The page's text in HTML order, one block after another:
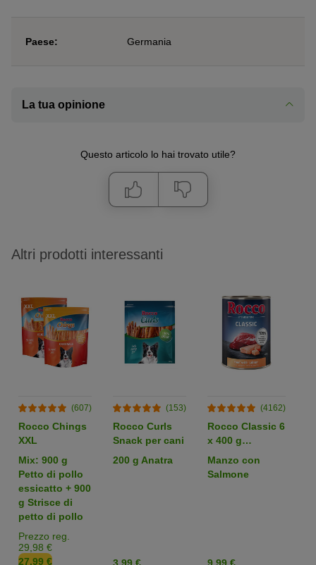
Paese: Germania
La tua opinione
Questo articolo lo hai trovato utile?
Altri prodotti interessanti
(607)
Rocco Chings
XXL
Mix: 900 g
Petto di pollo
essicatto + 900
g Strisce di
petto di pollo
Prezzo reg.
29,98 €
27,99 €
(153)
Rocco Curls
Snack per cani
200 g Anatra
(4162)
Rocco Classic 6
x 400 g
Alimento umido
per cani
Manzo con
Salmone